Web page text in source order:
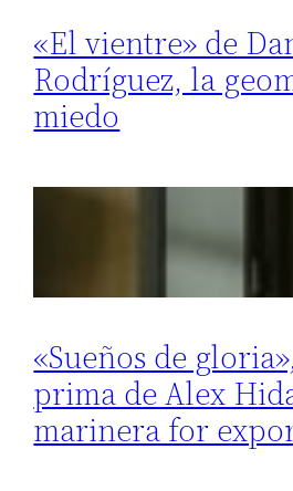
«El vientre» de
Rodríguez, la
miedo
«Sueños de
prima de Alex
marinera for